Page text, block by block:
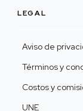
LEGAL
Aviso de
Términos y
Costos y
UNE